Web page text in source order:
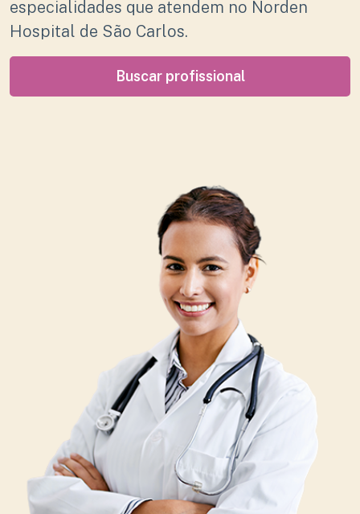
especialidades que atendem no Norden
Hospital de São Carlos.
Buscar profissional